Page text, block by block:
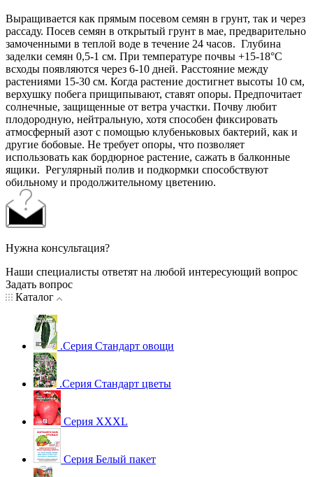
Выращивается как прямым посевом семян в грунт, так и через
рассаду. Посев семян в открытый грунт в мае, предварительно
замоченными в теплой воде в течение 24 часов. Глубина
заделки семян 0,5-1 см. При температуре почвы +15-18°C
всходы появляются через 6-10 дней. Расстояние между
растениями 15-30 см. Когда растение достигнет высоты 10 см,
верхушку побега прищипывают, ставят опоры. Предпочитает
солнечные, защищенные от ветра участки. Почву любит
плодородную, нейтральную, хотя способен фиксировать
атмосферный азот с помощью клубеньковых бактерий, как и
другие бобовые. Не требует опоры, что позволяет
использовать как бордюрное растение, сажать в балконные
ящики. Регулярный полив и подкормки способствуют
обильному и продолжительному цветению.
Нужна консультация?
Наши специалисты ответят на любой интересующий вопрос
Задать вопрос
Каталог
.Серия Стандарт овощи
.Серия Стандарт цветы
Серия XXXL
Серия Белый пакет